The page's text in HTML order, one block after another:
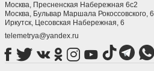
Москва, Пресненская Набережная 6с2
Москва, ​Бульвар Маршала Рокоссовского, 6
Иркутск, ​Цесовская Набережная, 6
telemetrya@yandex.ru